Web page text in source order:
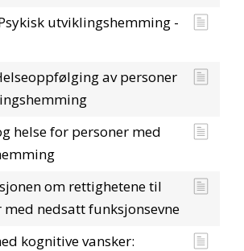
utviklingshemming -
av personer
helse for personer med
om rettighetene til
med nedsatt funksjonsevne
kognitive vansker: